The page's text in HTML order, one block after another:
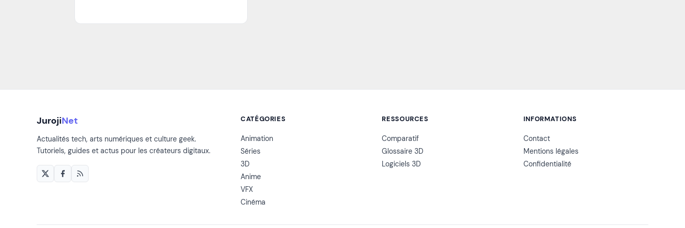
JurojiNet
Actualités tech, arts numériques et culture geek.
Tutoriels, guides et actus pour les créateurs digitaux.
CATÉGORIES
Animation
Séries
3D
Anime
VFX
Cinéma
RESSOURCES
Comparatif
Glossaire 3D
Logiciels 3D
INFORMATIONS
Contact
Mentions légales
Confidentialité